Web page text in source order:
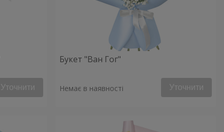
Уточнити
Букет "Ван Гог"
Немає в наявності Уточнити